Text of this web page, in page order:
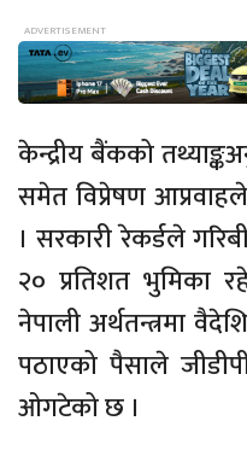
केन्द्रीय बैंकको
समेत विप्रेषण
। सरकारी रेकर्डले
२० प्रतिशत भुमिका
नेपाली अर्थतन्त्रमा
पठाएको पैसाले
ओगटेको छ ।